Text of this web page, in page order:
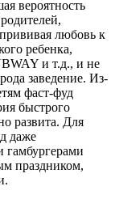
вероятность
любовь к
ребенка,
и т.д., и не
заведение. Из-
фаст-фуд
быстрого
развита. Для
даже
гамбургерами
праздником,